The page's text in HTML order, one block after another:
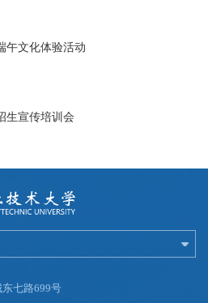
午文化体验活动
生宣传培训会
七路699号